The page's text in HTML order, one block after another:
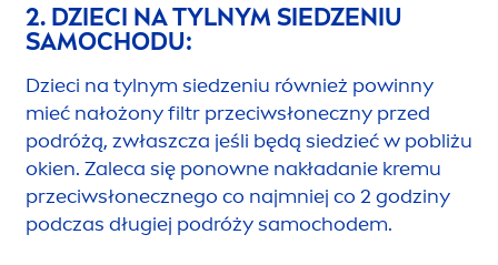
2. DZIECI NA TYLNYM SIEDZENIU
SAMOCHODU:
Dzieci na tylnym siedzeniu również powinny
mieć nałożony filtr przeciwsłoneczny przed
podróżą, zwłaszcza jeśli będą siedzieć w pobliżu
okien. Zaleca się ponowne nakładanie kremu
przeciwsłonecznego co najmniej co 2 godziny
podczas długiej podróży samochodem.